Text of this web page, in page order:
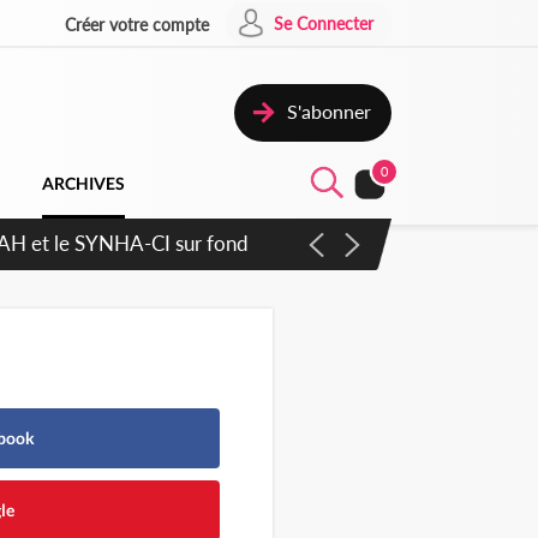
Créer votre compte Se Connecter
S'abonner
ARCHIVES
0
plus apaisé